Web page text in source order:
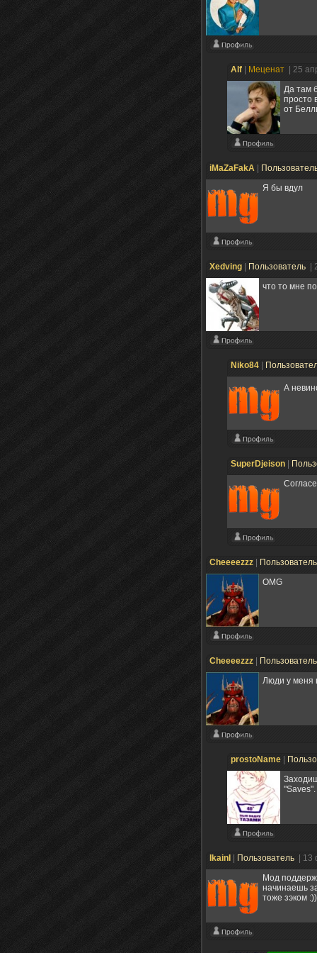
Alf Меценат
| 25
Да там
просто
от
iMaZaFakA
Я бы вдул
Xedving Пользователь
|
что то мне
Niko84
А
SuperDjeison
Cheeeezzz
OMG
Cheeeezzz
Люди у меня
prostoName
"Saves".
IkainI Пользователь
|
Мод
начинаешь
тоже зэком